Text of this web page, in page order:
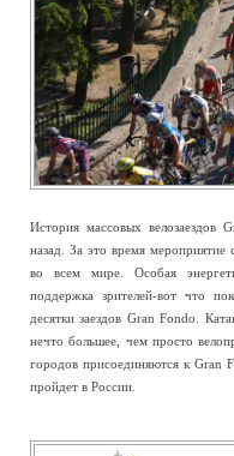
История массовых велозаездов
назад. За это время
во всем мире. Особая
поддержка зрителей-вот что
десятки заездов Gran Fondo.
нечто большее, чем просто
городов присоединяются к Gran
пройдет в России.